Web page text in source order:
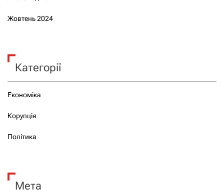
Жовтень 2024
Категорії
Економіка
Корупція
Політика
Мета